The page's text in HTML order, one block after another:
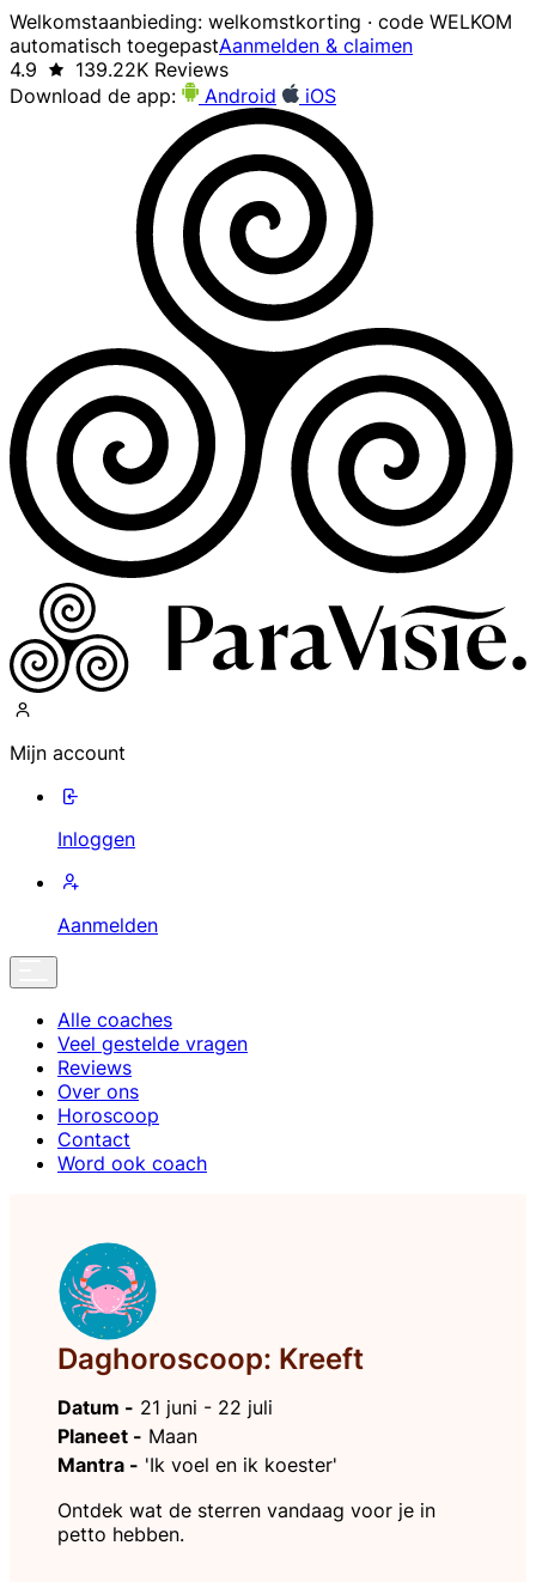
Welkomstaanbieding: welkomstkorting · code WELKOM
automatisch toegepastAanmelden & claimen
4.9
139.22K Reviews
Download de app:
Android iOS
Mijn account
Inloggen
Aanmelden
Alle coaches
Veel gestelde vragen
Reviews
Over ons
Horoscoop
Contact
Word ook coach
Daghoroscoop: Kreeft
Datum - 21 juni - 22 juli
Planeet - Maan
Mantra - 'Ik voel en ik koester'
Ontdek wat de sterren vandaag voor je in
petto hebben.